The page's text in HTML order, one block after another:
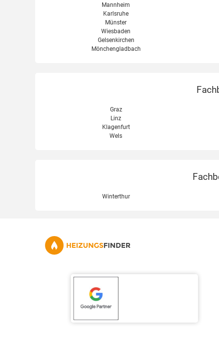
Mannheim
Karlsruhe
Münster
Wiesbaden
Gelsenkirchen
Mönchengladbach
Graz
Linz
Klagenfurt
Wels
Winterthur